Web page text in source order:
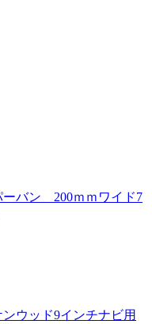
ーバン 200ｍｍワイド7
ウッド9インチナビ用